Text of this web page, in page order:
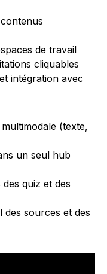
de travail
cliquables
intégration avec
(texte,
un seul hub
quiz et des
sources et des